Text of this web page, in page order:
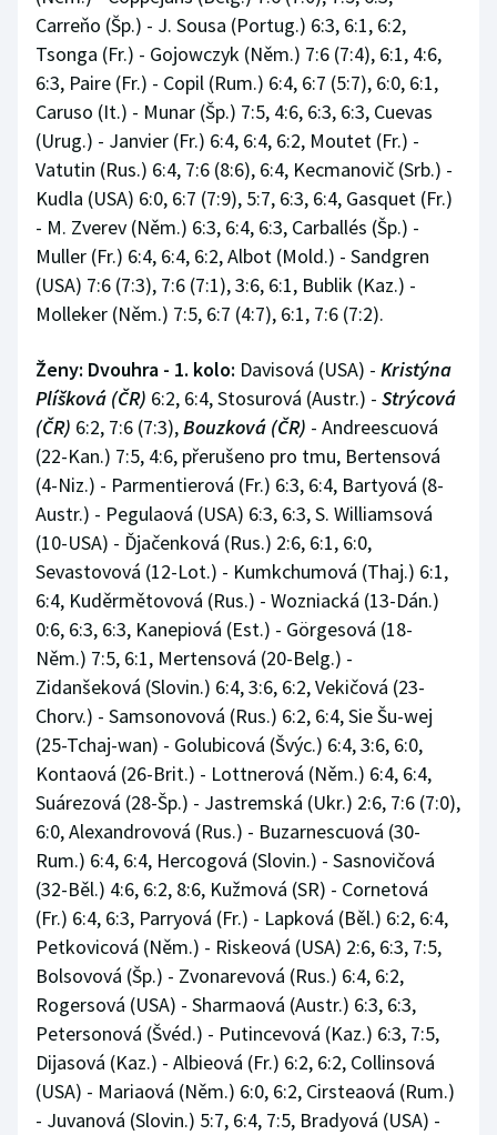
Carreňo (Šp.) - J. Sousa (Portug.) 6:3, 6:1, 6:2,
Tsonga (Fr.) - Gojowczyk (Něm.) 7:6 (7:4), 6:1, 4:6,
6:3, Paire (Fr.) - Copil (Rum.) 6:4, 6:7 (5:7), 6:0, 6:1,
Caruso (It.) - Munar (Šp.) 7:5, 4:6, 6:3, 6:3, Cuevas
(Urug.) - Janvier (Fr.) 6:4, 6:4, 6:2, Moutet (Fr.) -
Vatutin (Rus.) 6:4, 7:6 (8:6), 6:4, Kecmanovič (Srb.) -
Kudla (USA) 6:0, 6:7 (7:9), 5:7, 6:3, 6:4, Gasquet (Fr.)
- M. Zverev (Něm.) 6:3, 6:4, 6:3, Carballés (Šp.) -
Muller (Fr.) 6:4, 6:4, 6:2, Albot (Mold.) - Sandgren
(USA) 7:6 (7:3), 7:6 (7:1), 3:6, 6:1, Bublik (Kaz.) -
Molleker (Něm.) 7:5, 6:7 (4:7), 6:1, 7:6 (7:2).
Ženy: Dvouhra - 1. kolo: Davisová (USA) - Kristýna
Plíšková (ČR) 6:2, 6:4, Stosurová (Austr.) - Strýcová
(ČR) 6:2, 7:6 (7:3),Bouzková (ČR) - Andreescuová
(22-Kan.) 7:5, 4:6, přerušeno pro tmu, Bertensová
(4-Niz.) - Parmentierová (Fr.) 6:3, 6:4, Bartyová (8-
Austr.) - Pegulaová (USA) 6:3, 6:3, S. Williamsová
(10-USA) - Ďjačenková (Rus.) 2:6, 6:1, 6:0,
Sevastovová (12-Lot.) - Kumkchumová (Thaj.) 6:1,
6:4, Kuděrmětovová (Rus.) - Wozniacká (13-Dán.)
0:6, 6:3, 6:3, Kanepiová (Est.) - Görgesová (18-
Něm.) 7:5, 6:1, Mertensová (20-Belg.) -
Zidanšeková (Slovin.) 6:4, 3:6, 6:2, Vekičová (23-
Chorv.) - Samsonovová (Rus.) 6:2, 6:4, Sie Šu-wej
(25-Tchaj-wan) - Golubicová (Švýc.) 6:4, 3:6, 6:0,
Kontaová (26-Brit.) - Lottnerová (Něm.) 6:4, 6:4,
Suárezová (28-Šp.) - Jastremská (Ukr.) 2:6, 7:6 (7:0),
6:0, Alexandrovová (Rus.) - Buzarnescuová (30-
Rum.) 6:4, 6:4, Hercogová (Slovin.) - Sasnovičová
(32-Běl.) 4:6, 6:2, 8:6, Kužmová (SR) - Cornetová
(Fr.) 6:4, 6:3, Parryová (Fr.) - Lapková (Běl.) 6:2, 6:4,
Petkovicová (Něm.) - Riskeová (USA) 2:6, 6:3, 7:5,
Bolsovová (Šp.) - Zvonarevová (Rus.) 6:4, 6:2,
Rogersová (USA) - Sharmaová (Austr.) 6:3, 6:3,
Petersonová (Švéd.) - Putincevová (Kaz.) 6:3, 7:5,
Dijasová (Kaz.) - Albieová (Fr.) 6:2, 6:2, Collinsová
(USA) - Mariaová (Něm.) 6:0, 6:2, Cirsteaová (Rum.)
- Juvanová (Slovin.) 5:7, 6:4, 7:5, Bradyová (USA) -